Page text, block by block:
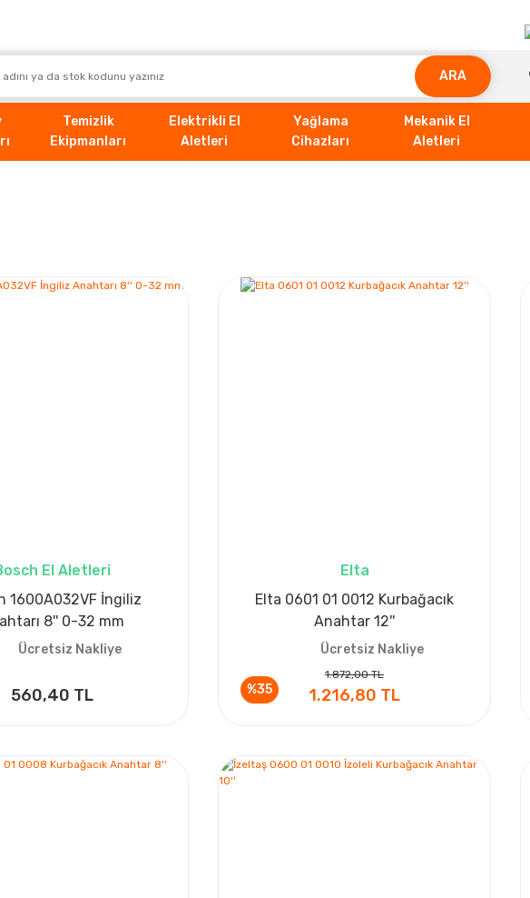
ARA
Temizlik
Ekipmanları
Elektrikli El
Aletleri
Yağlama
Cihazları
Mekanik El
Aletleri
El Aletleri
1600A032VF İngiliz
8'' 0-32 mm
Ücretsiz Nakliye
560,40 TL %35
Elta
Elta 0601 01 0012 Kurbağacık
Anahtar 12''
Ücretsiz Nakliye
1.872,00 TL
1.216,80 TL